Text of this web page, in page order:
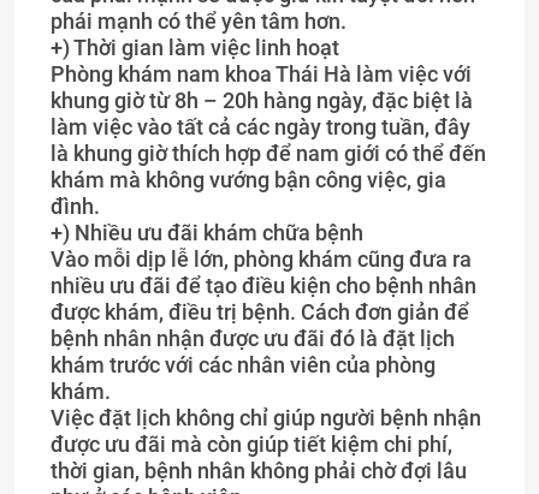
phái mạnh có thể yên tâm hơn.
+) Thời gian làm việc linh hoạt
Phòng khám nam khoa Thái Hà làm việc với
khung giờ từ 8h – 20h hàng ngày, đặc biệt là
làm việc vào tất cả các ngày trong tuần, đây
là khung giờ thích hợp để nam giới có thể đến
khám mà không vướng bận công việc, gia
đình.
+) Nhiều ưu đãi khám chữa bệnh
Vào mỗi dịp lễ lớn, phòng khám cũng đưa ra
nhiều ưu đãi để tạo điều kiện cho bệnh nhân
được khám, điều trị bệnh. Cách đơn giản để
bệnh nhân nhận được ưu đãi đó là đặt lịch
khám trước với các nhân viên của phòng
khám.
Việc đặt lịch không chỉ giúp người bệnh nhận
được ưu đãi mà còn giúp tiết kiệm chi phí,
thời gian, bệnh nhân không phải chờ đợi lâu